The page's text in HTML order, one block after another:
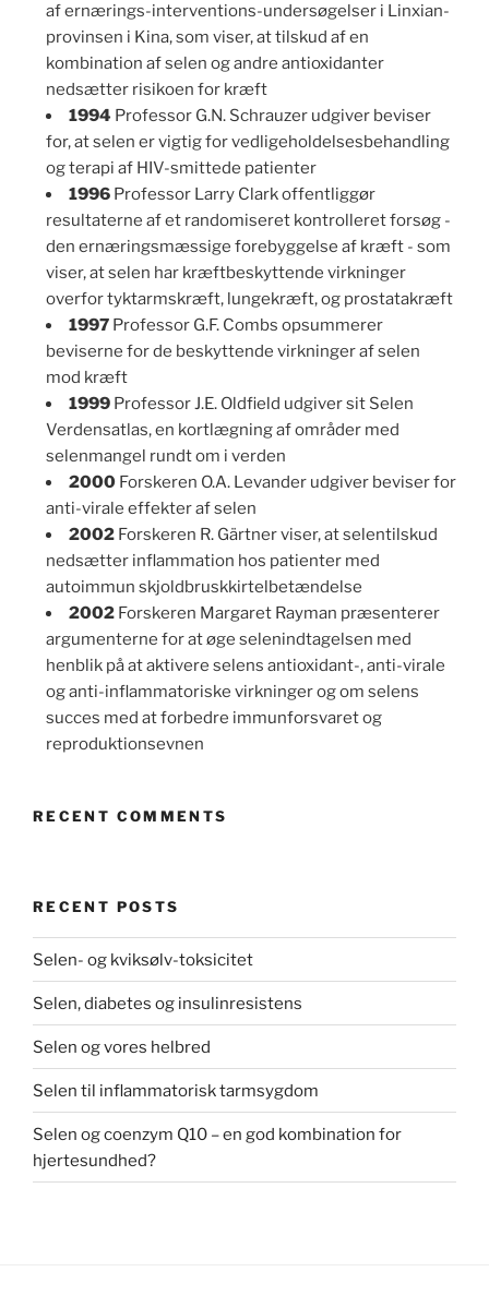
af ernærings-interventions-undersøgelser i Linxian-
provinsen i Kina, som viser, at tilskud af en
kombination af selen og andre antioxidanter
nedsætter risikoen for kræft
1994 Professor G.N. Schrauzer udgiver beviser
for, at selen er vigtig for vedligeholdelsesbehandling
og terapi af HIV-smittede patienter
1996 Professor Larry Clark offentliggør
resultaterne af et randomiseret kontrolleret forsøg -
den ernæringsmæssige forebyggelse af kræft - som
viser, at selen har kræftbeskyttende virkninger
overfor tyktarmskræft, lungekræft, og prostatakræft
1997 Professor G.F. Combs opsummerer
beviserne for de beskyttende virkninger af selen
mod kræft
1999 Professor J.E. Oldfield udgiver sit Selen
Verdensatlas, en kortlægning af områder med
selenmangel rundt om i verden
2000 Forskeren O.A. Levander udgiver beviser for
anti-virale effekter af selen
2002 Forskeren R. Gärtner viser, at selentilskud
nedsætter inflammation hos patienter med
autoimmun skjoldbruskkirtelbetændelse
2002 Forskeren Margaret Rayman præsenterer
argumenterne for at øge selenindtagelsen med
henblik på at aktivere selens antioxidant-, anti-virale
og anti-inflammatoriske virkninger og om selens
succes med at forbedre immunforsvaret og
reproduktionsevnen
RECENT COMMENTS
RECENT POSTS
Selen- og kviksølv-toksicitet
Selen, diabetes og insulinresistens
Selen og vores helbred
Selen til inflammatorisk tarmsygdom
Selen og coenzym Q10 – en god kombination for
hjertesundhed?